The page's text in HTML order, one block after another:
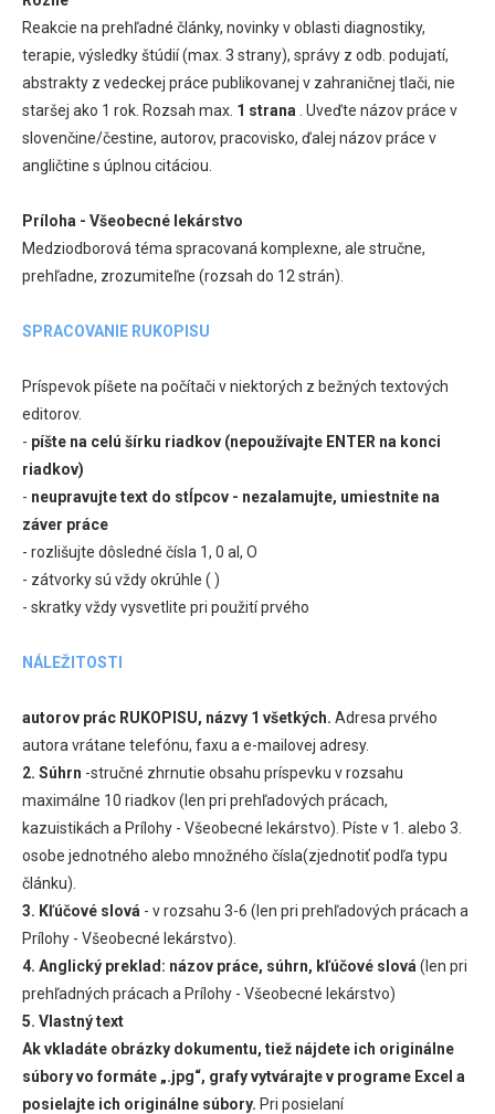
Reakcie na prehľadné články, novinky v oblasti diagnostiky,
terapie, výsledky štúdií (max. 3 strany), správy z odb. podujatí,
abstrakty z vedeckej práce publikovanej v zahraničnej tlači, nie
staršej ako 1 rok. Rozsah max. 1 strana . Uveďte názov práce v
slovenčine/čestine, autorov, pracovisko, ďalej názov práce v
angličtine s úplnou citáciou.
Príloha - Všeobecné lekárstvo
Medziodborová téma spracovaná komplexne, ale stručne,
prehľadne, zrozumiteľne (rozsah do 12 strán).
SPRACOVANIE RUKOPISU
Príspevok píšete na počítači v niektorých z bežných textových
editorov.
- píšte na celú šírku riadkov (nepoužívajte ENTER na konci
riadkov)
- neupravujte text do stĺpcov - nezalamujte, umiestnite na
záver práce
- rozlišujte dôsledné čísla 1, 0 al, O
- zátvorky sú vždy okrúhle ( )
- skratky vždy vysvetlite pri použití prvého
NÁLEŽITOSTI
autorov prác RUKOPISU, názvy 1 všetkých. Adresa prvého
autora vrátane telefónu, faxu a e-mailovej adresy.
2. Súhrn -stručné zhrnutie obsahu príspevku v rozsahu
maximálne 10 riadkov (len pri prehľadových prácach,
kazuistikách a Prílohy - Všeobecné lekárstvo). Píste v 1. alebo 3.
osobe jednotného alebo množného čísla(zjednotiť podľa typu
článku).
3. Kľúčové slová - v rozsahu 3-6 (len pri prehľadových prácach a
Prílohy - Všeobecné lekárstvo).
4. Anglický preklad: názov práce, súhrn, kľúčové slová (len pri
prehľadných prácach a Prílohy - Všeobecné lekárstvo)
5. Vlastný text
Ak vkladáte obrázky dokumentu, tiež nájdete ich originálne
súbory vo formáte „.jpg“, grafy vytvárajte v programe Excel a
posielajte ich originálne súbory. Pri posielaní